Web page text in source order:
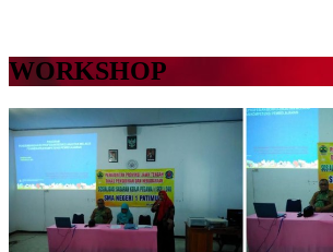
WORKSHOP